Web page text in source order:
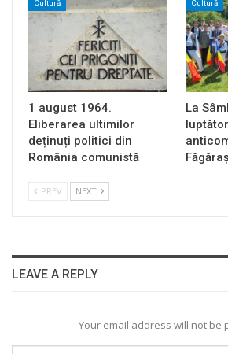
Cultură
1 august 1964.
Eliberarea ultimilor
deținuți politici din
România comunistă
Cultură
La
PREV NEXT
LEAVE A REPLY
Your email address will not be